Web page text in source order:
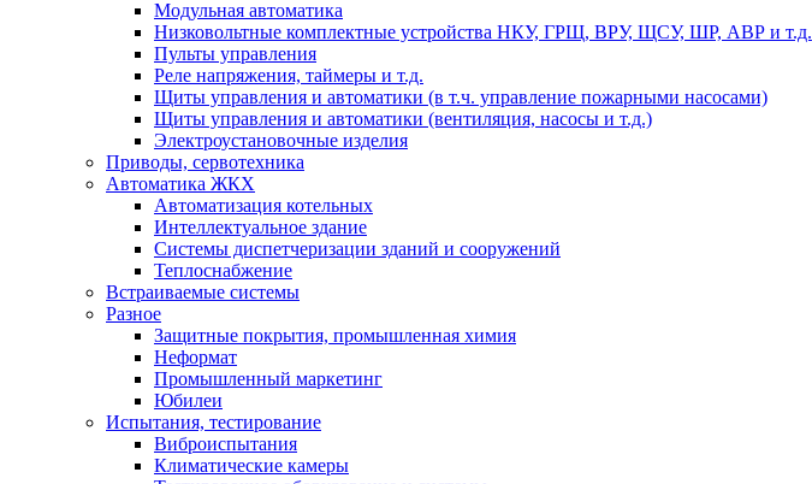
Модульная автоматика
Низковольтные комплектные устройства НКУ, ГРЩ, ВРУ, ЩСУ, ШР, АВР и т.д.
Пульты управления
Реле напряжения, таймеры и т.д.
Щиты управления и автоматики (в т.ч. управление пожарными насосами)
Щиты управления и автоматики (вентиляция, насосы и т.д.)
Электроустановочные изделия
Приводы, сервотехника
Автоматика ЖКХ
Автоматизация котельных
Интеллектуальное здание
Системы диспетчеризации зданий и сооружений
Теплоснабжение
Встраиваемые системы
Разное
Защитные покрытия, промышленная химия
Неформат
Промышленный маркетинг
Юбилеи
Испытания, тестирование
Виброиспытания
Климатические камеры